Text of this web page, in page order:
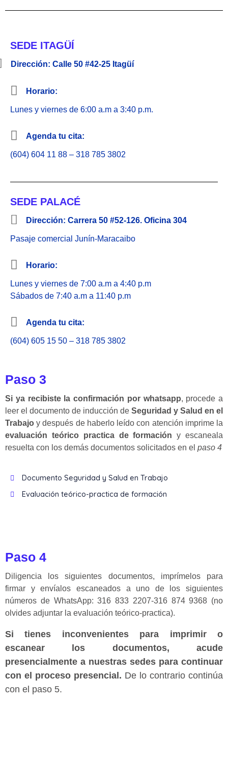
SEDE ITAGÜÍ
Dirección: Calle 50 #42-25 Itagüí
Horario:
Lunes y viernes de 6:00 a.m a 3:40 p.m.
Agenda tu cita:
(604) 604 11 88 – 318 785 3802
SEDE PALACÉ
Dirección: Carrera 50 #52-126. Oficina 304
Pasaje comercial Junín-Maracaibo
Horario:
Lunes y viernes de 7:00 a.m a 4:40 p.m
Sábados de 7:40 a.m a 11:40 p.m
Agenda tu cita:
(604) 605 15 50 – 318 785 3802
Paso 3
Si ya recibiste la confirmación por whatsapp, procede a
leer el documento de inducción de Seguridad y Salud en el
Trabajo y después de haberlo leído con atención imprime la
evaluación teórico practica de formacióny escaneala
resuelta con los demás documentos solicitados en el paso 4
Documento Seguridad y Salud en Trabajo
Evaluación teórico-practica de formación
Paso 4
Diligencia los siguientes documentos, imprímelos para
firmar y envíalos escaneados a uno de los siguientes
números de WhatsApp: 316 833 2207-316 874 9368 (no
olvides adjuntar la evaluación teórico-practica).
Si tienes inconvenientes para imprimir o
escanear los documentos, acude
presencialmente a nuestras sedes para continuar
con el proceso presencial. De lo contrario continúa
con el paso 5.